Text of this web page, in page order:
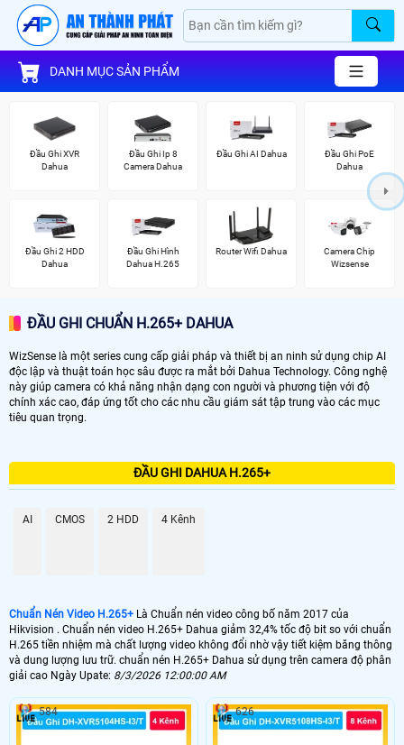
DANH MỤC SẢN PHẨM
Đầu Ghi XVR
Dahua
Đầu Ghi Ip 8
Camera Dahua
Đầu Ghi AI Dahua
Đầu Ghi PoE
Dahua
Đầu Ghi 2 HDD
Dahua
Đầu Ghi Hình
Dahua H.265
Router Wifi Dahua
Camera Chip
Wizsense
ĐẦU GHI CHUẨN H.265+ DAHUA
WizSense là một series cung cấp giải pháp và thiết bị an ninh sử dụng chip AI
độc lập và thuật toán học sâu được ra mắt bởi Dahua Technology. Công nghệ
này giúp camera có khả năng nhận dạng con người và phương tiện với độ
chính xác cao, đáp ứng tốt cho các nhu cầu giám sát tập trung vào các mục
tiêu quan trọng.
ĐẦU GHI DAHUA H.265+
AI CMOS 2 HDD 4 Kênh
Chuẩn Nén Video H.265+ Là Chuẩn nén video công bố năm 2017 của
Hikvision . Chuẩn nén video H.265+ Dahua giảm 32,4% tốc độ bit so với chuẩn
H.265 tiền nhiệm mà chất lượng video không đổi nhờ vậy tiết kiệm băng thông
và dung lượng lưu trữ. chuẩn nén H.265+ Dahua sử dụng trên camera độ phân
giải cao Ngày Upate: 8/3/2026 12:00:00 AM
584 626